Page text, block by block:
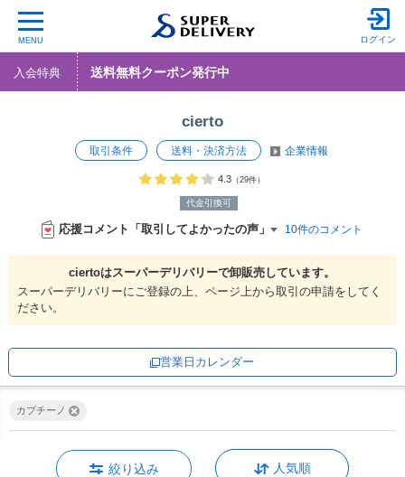
MENU ログイン
入会特典 送料無料クーポン発行中
cierto
取引条件 送料・決済方法 企業情報
代金引換可
4.3 （29件）
応援コメント「取引してよかったの声」 10件のコメント
ciertoはスーパーデリバリーで卸販売しています。
スーパーデリバリーにご登録の上、ページ上から取引の申請をしてく
ださい。
営業日カレンダー
カプチーノ
絞り込み 人気順